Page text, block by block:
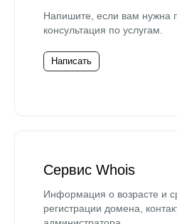
Напишите, если вам нужна
консультация по услугам.
Написать
Сервис Whois
Информация о возрасте и
регистрации домена,